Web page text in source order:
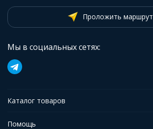
Проложить маршрут
Мы в социальных сетях:
Каталог товаров
Помощь